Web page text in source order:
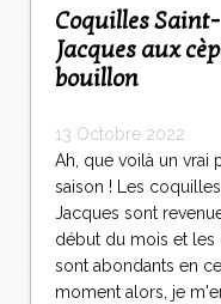
Coquilles Saint-
Jacques aux
bouillon
13 Octobre 2022
Ah, que voilà un vrai
saison ! Les
Jacques sont
début du mois et les
sont abondants en ce
moment alors, je